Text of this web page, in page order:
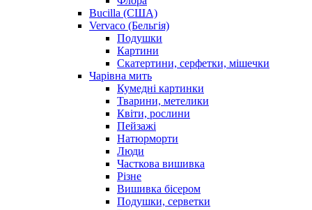
Bucilla (США)
Vervaco (Бельгія)
Подушки
Картини
Скатертини, серфетки, мішечки
Чарiвна мить
Кумедні картинки
Тварини, метелики
Квіти, рослини
Пейзажі
Натюрморти
Люди
Часткова вишивка
Різне
Вишивка бісером
Подушки, серветки